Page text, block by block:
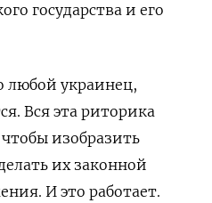
государства и его
любой украинец,
Вся эта риторика
изобразить
их законной
И это работает.